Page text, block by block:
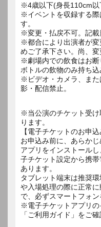
※4歳以下(身長110cm以
※イベントを収録する際
す。
※変更・払戻不可。記載
※都合により出演者が
めご了承下さい。尚、変
※劇場内での飲食はお断
ボトルの飲物のみ持ち込
※ビデオ・カメラ、ま
影・配信禁止。
※当公演のチケット受
ります。
【電子チケットのお申込
お申込み前に、あらか
アプリをインストール
子チケット設定から携
あります。
タブレット端末は推奨
や入場処理の際に正常
で、必ずスマートフォン
※電子チケットアプリ
「ご利用ガイド」をご確